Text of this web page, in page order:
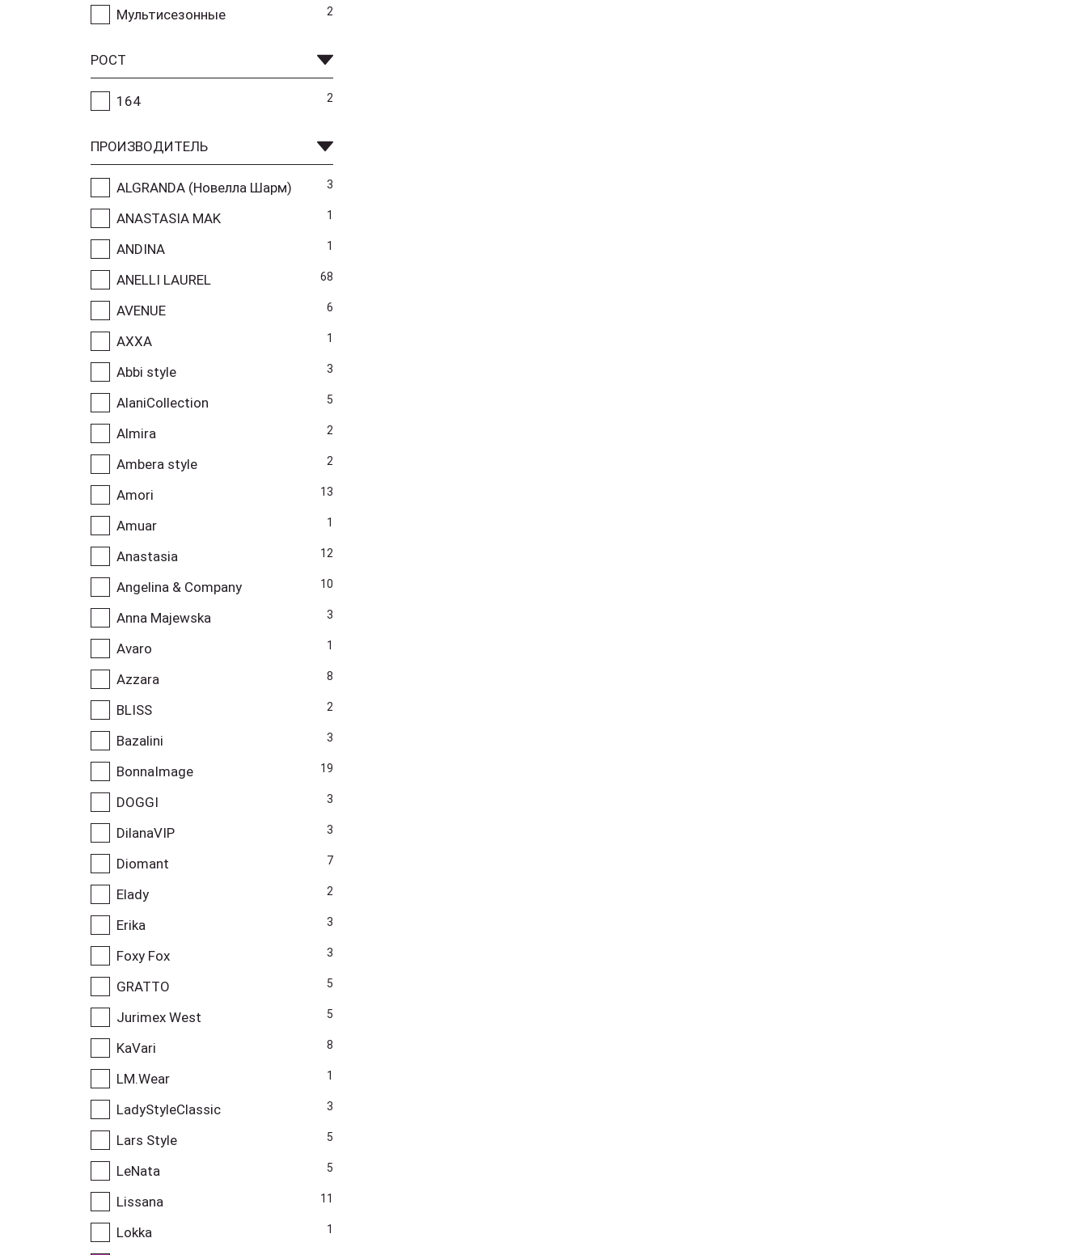
Мультисезонные 2
РОСТ
164 2
ПРОИЗВОДИТЕЛЬ
ALGRANDA (Новелла Шарм) 3
ANASTASIA MAK 1
ANDINA 1
ANELLI LAUREL 68
AVENUE 6
AXXA 1
Abbi style 3
AlaniCollection 5
Almira 2
Ambera style 2
Amori 13
Amuar 1
Anastasia 12
Angelina & Company 10
Anna Majewska 3
Avaro 1
Azzara 8
BLISS 2
Bazalini 3
BonnaImage 19
DOGGI 3
DilanaVIP 3
Diomant 7
Elady 2
Erika 3
Foxy Fox 3
GRATTO 5
Jurimex West 5
KaVari 8
LM.Wear 1
LadyStyleClassic 3
Lars Style 5
LeNata 5
Lissana 11
Lokka 1